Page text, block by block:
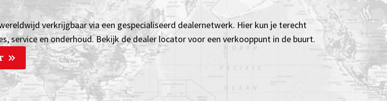
verkrijgbaar via een gespecialiseerd dealernetwerk. Hier kun je terecht
service en onderhoud. Bekijk de dealer locator voor een verkooppunt in de buurt.